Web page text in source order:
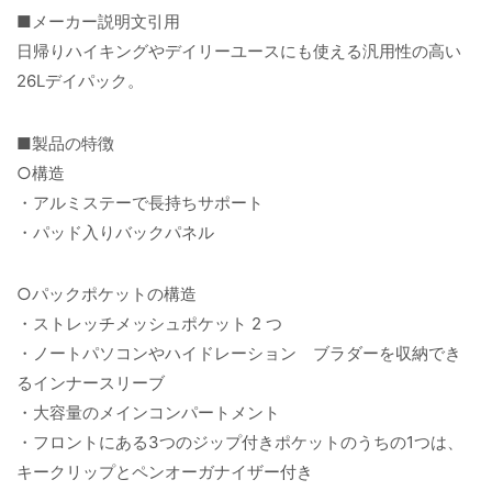
■メーカー説明文引用
日帰りハイキングやデイリーユースにも使える汎用性の高い
26Lデイパック。
■製品の特徴
○構造
・アルミステーで長持ちサポート
・パッド入りバックパネル
○パックポケットの構造
・ストレッチメッシュポケット 2 つ
・ノートパソコンやハイドレーション ブラダーを収納でき
るインナースリーブ
・大容量のメインコンパートメント
・フロントにある3つのジップ付きポケットのうちの1つは、
キークリップとペンオーガナイザー付き